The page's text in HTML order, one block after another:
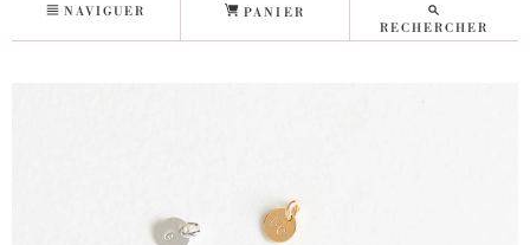
NAVIGUER
PANIER
RECHERCHER